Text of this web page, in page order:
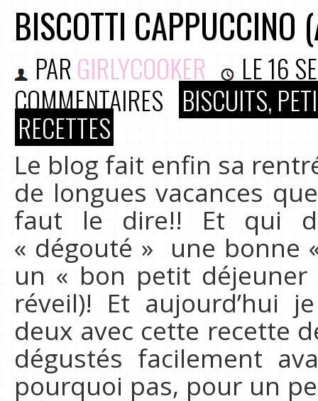
BISCOTTI CAPPUCCINO
PAR GIRLYCOOKER LE16
COMMENTAIRES BISCUITS,
RECETTES
Le blog fait enfin sa
de longues vacances
faut le dire!! Et qui
« dégouté » une bonne
un « bon petit
réveil)! Et aujourd’hui
deux avec cette recette
dégustés facilement
pourquoi pas, pour un